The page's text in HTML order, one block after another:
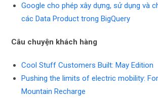
Google cho phép xây dựng, sử dụng và
các Data Product trong BigQuery
Câu chuyện khách hàng
Cool Stuff Customers Built: May Edition
Pushing the limits of electric mobility:
Mountain Recharge